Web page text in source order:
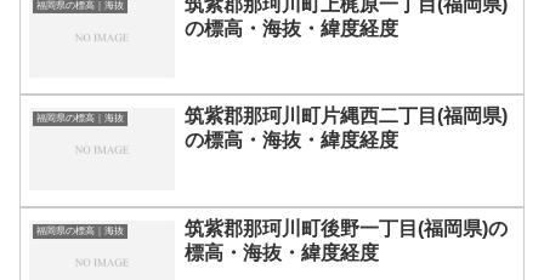
福岡県の標高｜海抜
の標高・海抜・緯度経度
福岡県の標高｜海抜
筑紫郡那珂川町片縄西二丁目(福岡県)
の標高・海抜・緯度経度
福岡県の標高｜海抜
筑紫郡那珂川町後野一丁目(福岡県)の
標高・海抜・緯度経度